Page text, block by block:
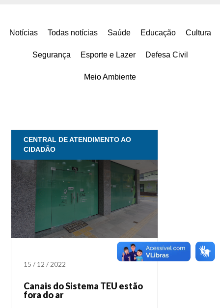
Notícias Todas notícias Saúde Educação Cultura
Segurança Esporte e Lazer Defesa Civil
Meio Ambiente
CENTRAL DE ATENDIMENTO AO
CIDADÃO
15 / 12 /2022
Canais do Sistema TEU estão
fora do ar